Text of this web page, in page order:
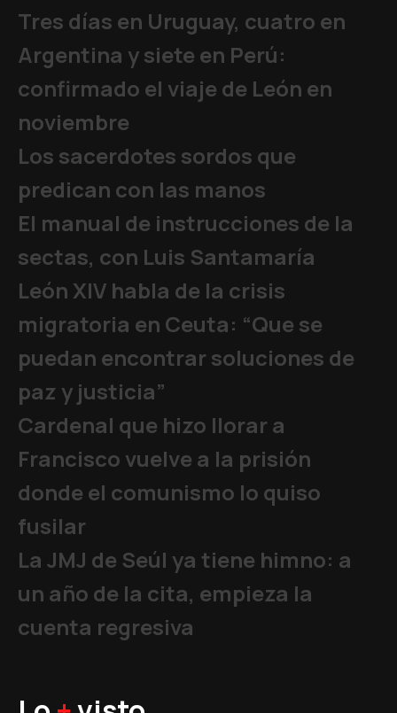
Tres días en Uruguay, cuatro en
Argentina y siete en Perú:
confirmado el viaje de León en
noviembre
Los sacerdotes sordos que
predican con las manos
El manual de instrucciones de la
sectas, con Luis Santamaría
León XIV habla de la crisis
migratoria en Ceuta: “Que se
puedan encontrar soluciones de
paz y justicia”
Cardenal que hizo llorar a
Francisco vuelve a la prisión
donde el comunismo lo quiso
fusilar
La JMJ de Seúl ya tiene himno: a
un año de la cita, empieza la
cuenta regresiva